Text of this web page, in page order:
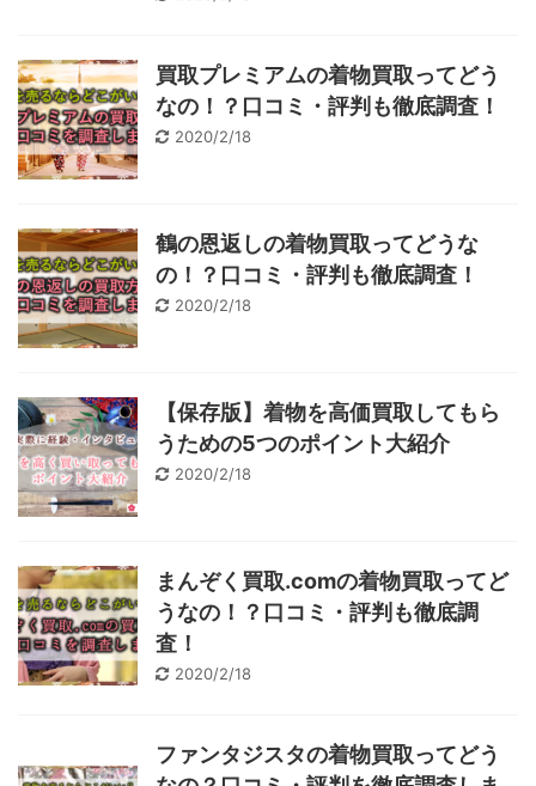
買取プレミアムの着物買取ってどう
なの！？口コミ・評判も徹底調査！
2020/2/18
鶴の恩返しの着物買取ってどうな
の！？口コミ・評判も徹底調査！
2020/2/18
【保存版】着物を高価買取してもら
うための5つのポイント大紹介
2020/2/18
まんぞく買取.comの着物買取ってど
うなの！？口コミ・評判も徹底調
査！
2020/2/18
ファンタジスタの着物買取ってどう